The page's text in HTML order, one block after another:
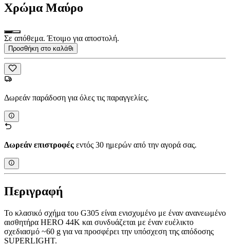
Χρώμα Μαύρο
Σε απόθεμα. Έτοιμο για αποστολή.
Προσθήκη στο καλάθι
Δωρεάν παράδοση για όλες τις παραγγελίες.
Δωρεάν επιστροφές εντός 30 ημερών από την αγορά σας.
Περιγραφή
Το κλασικό σχήμα του G305 είναι ενισχυμένο με έναν ανανεωμένο
αισθητήρα HERO 44K και συνδυάζεται με έναν ευέλικτο
σχεδιασμό ~60 g για να προσφέρει την υπόσχεση της απόδοσης
SUPERLIGHT.